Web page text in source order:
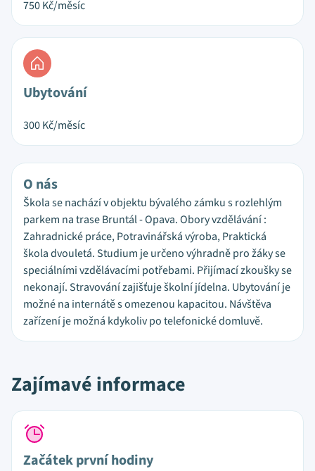
750Kč/měsíc
Ubytování
300Kč/měsíc
O nás
Škola se nachází v objektu bývalého zámku s rozlehlým
parkem na trase Bruntál - Opava. Obory vzdělávání :
Zahradnické práce, Potravinářská výroba, Praktická
škola dvouletá. Studium je určeno výhradně pro žáky se
speciálními vzdělávacími potřebami. Přijímací zkoušky se
nekonají. Stravování zajišťuje školní jídelna. Ubytování je
možné na internátě s omezenou kapacitou. Návštěva
zařízení je možná kdykoliv po telefonické domluvě.
Zajímavé informace
Začátek první hodiny